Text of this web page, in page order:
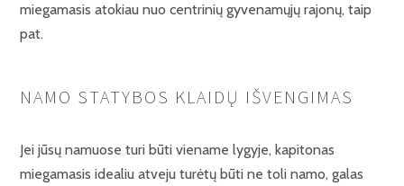
miegamasis atokiau nuo centrinių gyvenamųjų rajonų, taip
pat.
NAMO STATYBOS KLAIDŲ IŠVENGIMAS
Jei jūsų namuose turi būti viename lygyje, kapitonas
miegamasis idealiu atveju turėtų būti ne toli namo, galas